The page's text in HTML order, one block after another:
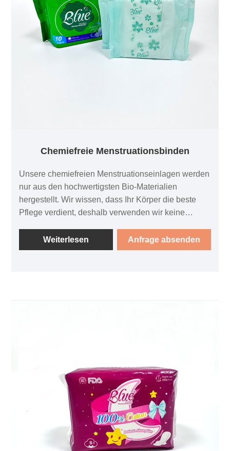
Chemiefreie Menstruationsbinden
Unsere chemiefreien Menstruationseinlagen werden
nur aus den hochwertigsten Bio-Materialien
hergestellt. Wir wissen, dass Ihr Körper die beste
Pflege verdient, deshalb verwenden wir keine
Beschwerden verursachen können. Seien Sie
versichert, unsere Menstruationsbinden sind frei von
Weiterlesen Anfrage absenden